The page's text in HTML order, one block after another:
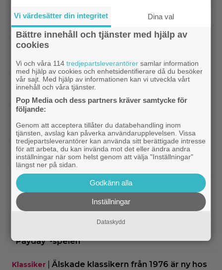
Trailers|Trailerpremiär: Thrillern ”Paper Tiger”
tar oss till 1980-talets New York
Kommande filmer
av sina mest lovande filmer till 2027
Europeisk film|En av Netflix största actionfilmer
passar på att tipsa om tv-spel!
Fantasy|Säsong 4 av ”House of the Dragon” blir
”ännu större” – och med fler drakar
Eftersnack
Eftersnack: ”House of the Dragon”
avslutar superstarkt – och Rhaenyra blir äntligen
en intressant karaktär
”Payday”-spelen
Klassiker |Älskade klassikern från 1976 är ny hos
Vi värdesätter din integritet Dina val
Bättre innehåll och tjänster med hjälp av
cookies
Vi och våra 114tredjepartsleverantörer samlar information
med hjälp av cookies och enhetsidentifierare då du besöker
vår sajt. Med hjälp av informationen kan vi utveckla vårt
innehåll och våra tjänster.
Pop Media och dess partners kräver samtycke för
följande:
Genom att acceptera tillåter du databehandling inom
tjänsten, avslag kan påverka användarupplevelsen. Vissa
tredjepartsleverantörer kan använda sitt berättigade intresse
för att arbeta, du kan invända mot det eller ändra andra
inställningar när som helst genom att välja "Inställningar"
längst ner på sidan.
Godkänn alla
Inställningar
Dataskydd